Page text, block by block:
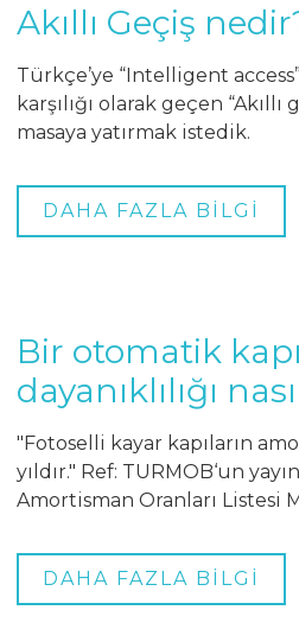
Akıllı Geçiş
Türkçe’ye “Intelligent
karşılığı olarak geçen “Akıllı
masaya yatırmak istedik.
DAHA FAZLA BİLGİ
Bir otomatik
dayanıklılığı
"Fotoselli kayar kapıların
yıldır." Ref: TURMOB‘un
Amortisman Oranları Listesi
DAHA FAZLA BİLGİ